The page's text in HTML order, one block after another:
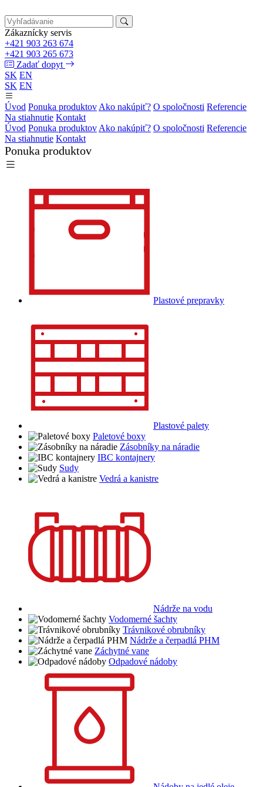
Zákaznícky servis
+421 903 263 674
+421 903 265 673
Zadať dopyt
SK EN
SK EN
Úvod Ponuka produktov Ako nakúpiť? O spoločnosti Referencie
Na stiahnutie Kontakt
Úvod Ponuka produktov Ako nakúpiť? O spoločnosti Referencie
Na stiahnutie Kontakt
Ponuka produktov
Plastové prepravky
Plastové palety
Paletové boxy
Zásobníky na náradie
IBC kontajnery
Sudy
Vedrá a kanistre
Nádrže na vodu
Vodomerné šachty
Trávnikové obrubníky
Nádrže a čerpadlá PHM
Záchytné vane
Odpadové nádoby